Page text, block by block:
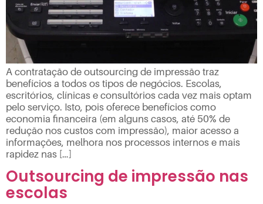
A contratação de outsourcing de impressão traz
benefícios a todos os tipos de negócios. Escolas,
escritórios, clínicas e consultórios cada vez mais optam
pelo serviço. Isto, pois oferece benefícios como
economia financeira (em alguns casos, até 50% de
redução nos custos com impressão), maior acesso a
informações, melhora nos processos internos e mais
rapidez nas […]
Outsourcing de impressão nas
escolas